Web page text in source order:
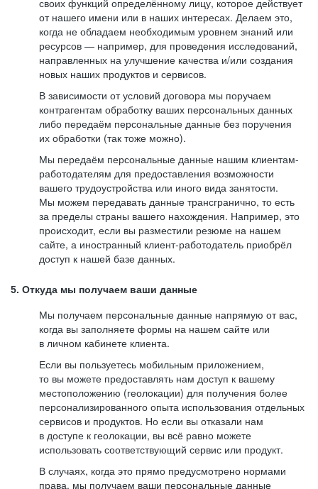
своих функций определённому лицу, которое действует
от нашего имени или в наших интересах. Делаем это,
когда не обладаем необходимым уровнем знаний или
ресурсов — например, для проведения исследований,
направленных на улучшение качества и/или создания
новых наших продуктов и сервисов.
В зависимости от условий договора мы поручаем
контрагентам обработку ваших персональных данных
либо передаём персональные данные без поручения
их обработки (так тоже можно).
Мы передаём персональные данные нашим клиентам-
работодателям для предоставления возможности
вашего трудоустройства или иного вида занятости.
Мы можем передавать данные трансгранично, то есть
за пределы страны вашего нахождения. Например, это
происходит, если вы разместили резюме на нашем
сайте, а иностранный клиент-работодатель приобрёл
доступ к нашей базе данных.
5. Откуда мы получаем ваши данные
Мы получаем персональные данные напрямую от вас,
когда вы заполняете формы на нашем сайте или
в личном кабинете клиента.
Если вы пользуетесь мобильным приложением,
то вы можете предоставлять нам доступ к вашему
местоположению (геолокации) для получения более
персонализированного опыта использования отдельных
сервисов и продуктов. Но если вы отказали нам
в доступе к геолокации, вы всё равно можете
использовать соответствующий сервис или продукт.
В случаях, когда это прямо предусмотрено нормами
права, мы получаем ваши персональные данные